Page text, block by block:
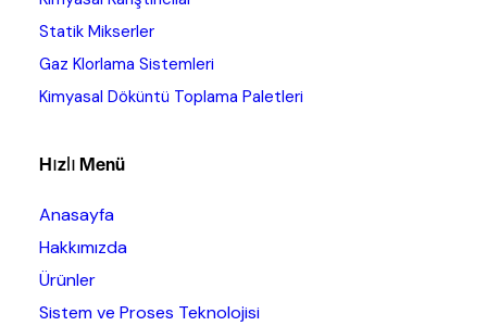
Statik Mikserler
Gaz Klorlama Sistemleri
Kimyasal Döküntü Toplama Paletleri
Hızlı Menü
Anasayfa
Hakkımızda
Ürünler
Sistem ve Proses Teknolojisi